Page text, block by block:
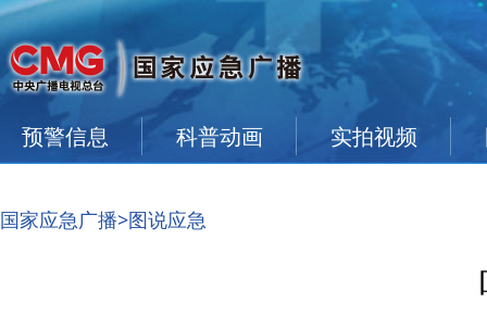
预警信息 科普动画 实拍视频
国家应急广播>图说应急